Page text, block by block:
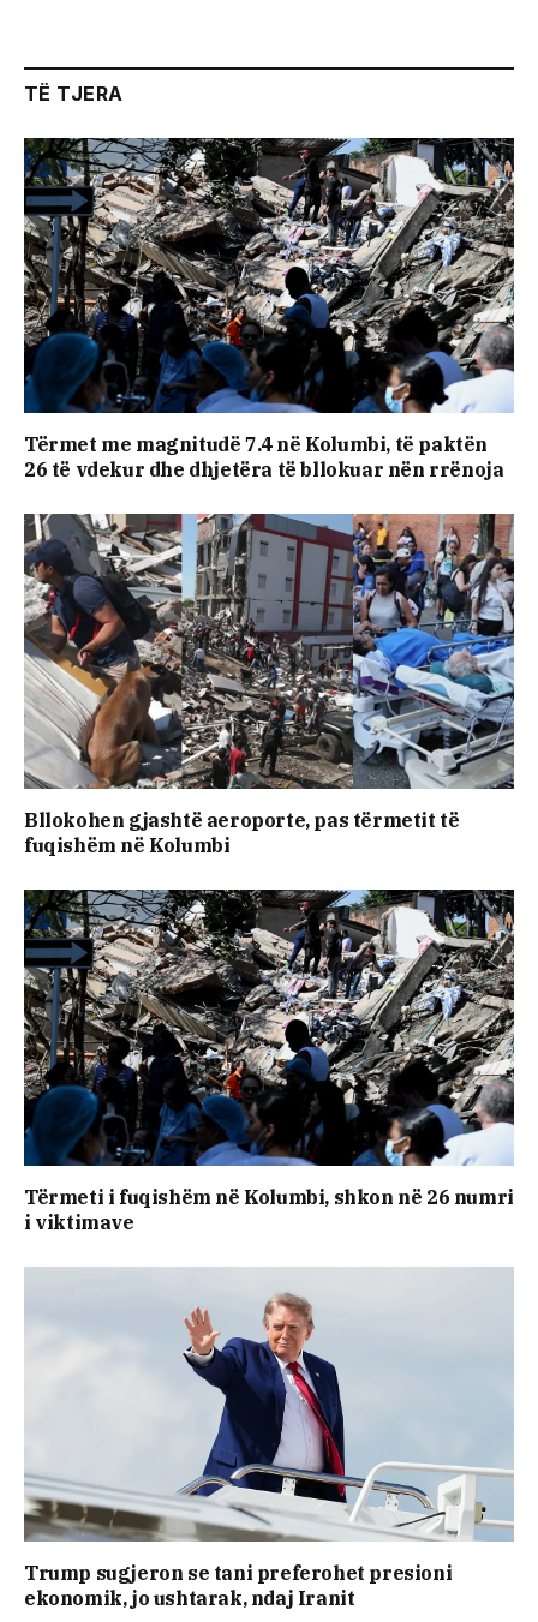
TË TJERA
Tërmet me magnitudë 7.4 në Kolumbi, të paktën
26 të vdekur dhe dhjetëra të bllokuar nën rrënoja
Bllokohen gjashtë aeroporte, pas tërmetit të
fuqishëm në Kolumbi
Tërmeti i fuqishëm në Kolumbi, shkon në 26 numri
i viktimave
Trump sugjeron se tani preferohet presioni
ekonomik, jo ushtarak, ndaj Iranit